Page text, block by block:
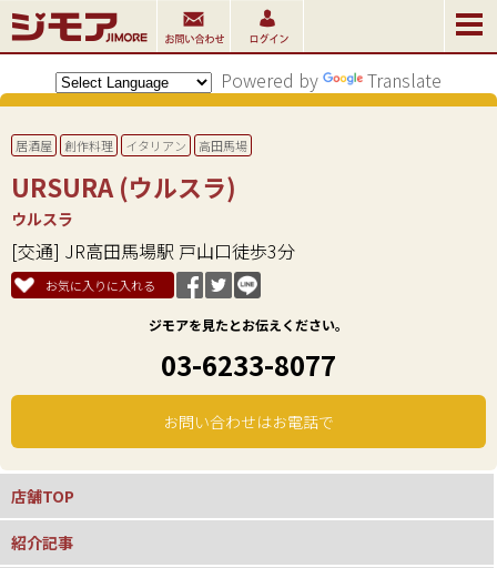
Powered by Translate
居酒屋 創作料理 イタリアン 高田馬場
URSURA (ウルスラ)
ウルスラ
[交通] JR高田馬場駅 戸山口徒歩3分
お気に入りに入れる
ジモアを見たとお伝えください。
03-6233-8077
お問い合わせはお電話で
店舗TOP
紹介記事